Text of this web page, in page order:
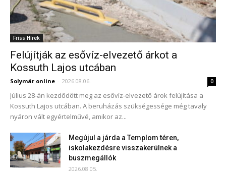
Friss Hírek
Felújítják az esővíz-elvezető árkot a
Kossuth Lajos utcában
Solymár online - 2026.08.06. 0
Július 28-án kezdődött meg az esővíz-elvezető árok felújítása a
Kossuth Lajos utcában. A beruházás szükségessége még tavaly
nyáron vált egyértelművé, amikor az...
Megújul a járda a Templom téren,
iskolakezdésre visszakerülnek a
buszmegállók
2026.08.05.